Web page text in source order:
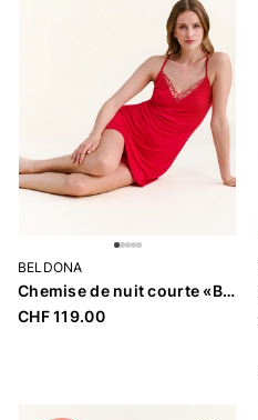
BELDONA
Chemise de nuit courte «Beatrice»
CHF 119.00